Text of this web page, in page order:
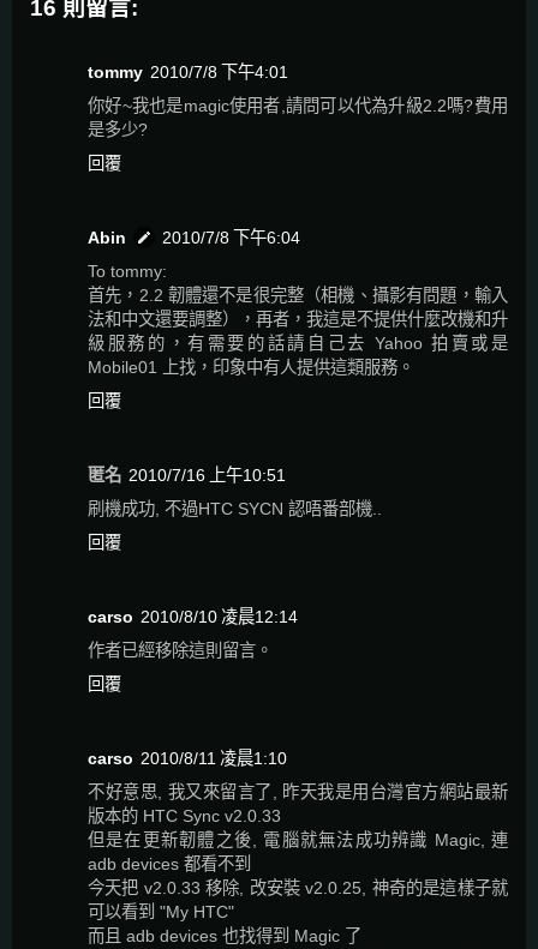
16 則留言:
tommy 2010/7/8 下午4:01
你好~我也是magic使用者,請問可以代為升級2.2嗎?費用
是多少?
回覆
Abin
2010/7/8 下午6:04
To tommy:
首先，2.2 韌體還不是很完整（相機、攝影有問題，輸入
法和中文還要調整），再者，我這是不提供什麼改機和升
級服務的，有需要的話請自己去 Yahoo 拍賣或是
Mobile01 上找，印象中有人提供這類服務。
回覆
匿名 2010/7/16 上午10:51
刷機成功, 不過HTC SYCN 認唔番部機..
回覆
carso 2010/8/10 凌晨12:14
作者已經移除這則留言。
回覆
carso 2010/8/11 凌晨1:10
不好意思, 我又來留言了, 昨天我是用台灣官方網站最新
版本的 HTC Sync v2.0.33
但是在更新韌體之後, 電腦就無法成功辨識 Magic, 連
adb devices 都看不到
今天把 v2.0.33 移除, 改安裝 v2.0.25, 神奇的是這樣子就
可以看到 "My HTC"
而且 adb devices 也找得到 Magic 了